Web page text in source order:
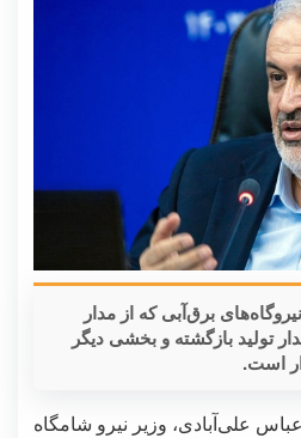
برق‌آبی که از مدار
تولید بازگشته و بخشی دیگر
است.
عباس علی‌آبادی، وزیر نیرو شامگاه